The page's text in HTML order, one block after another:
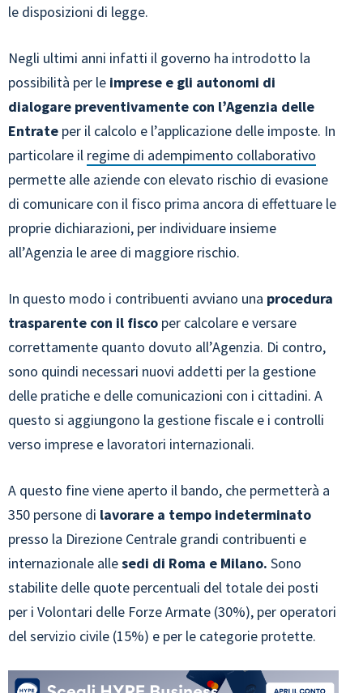
le disposizioni di legge.
Negli ultimi anni infatti il governo ha introdotto la
possibilità per le imprese e gli autonomi di
dialogare preventivamente con l’Agenzia delle
Entrate per il calcolo e l’applicazione delle imposte. In
particolare il regime di adempimento collaborativo
permette alle aziende con elevato rischio di evasione
di comunicare con il fisco prima ancora di effettuare le
proprie dichiarazioni, per individuare insieme
all’Agenzia le aree di maggiore rischio.
In questo modo i contribuenti avviano una procedura
trasparente con il fisco per calcolare e versare
correttamente quanto dovuto all’Agenzia. Di contro,
sono quindi necessari nuovi addetti per la gestione
delle pratiche e delle comunicazioni con i cittadini. A
questo si aggiungono la gestione fiscale e i controlli
verso imprese e lavoratori internazionali.
A questo fine viene aperto il bando, che permetterà a
350 persone di lavorare a tempo indeterminato
presso la Direzione Centrale grandi contribuenti e
internazionale allesedi di Roma e Milano. Sono
stabilite delle quote percentuali del totale dei posti
per i Volontari delle Forze Armate (30%), per operatori
del servizio civile (15%) e per le categorie protette.